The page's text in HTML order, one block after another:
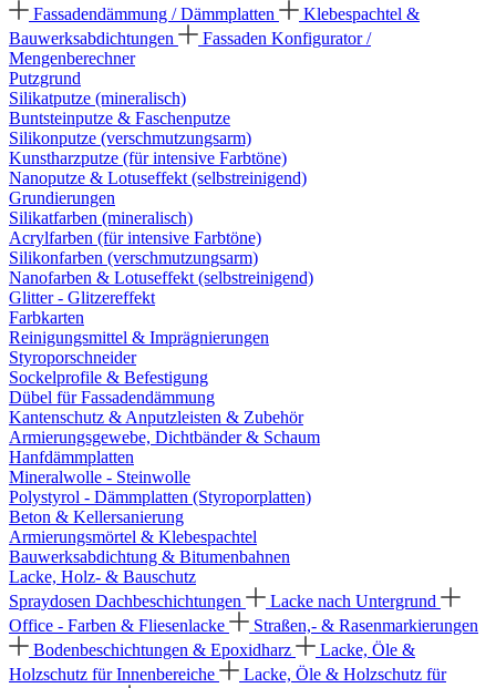
Fassadendämmung / Dämmplatten
Klebespachtel &
Bauwerksabdichtungen
Fassaden Konfigurator /
Mengenberechner
Putzgrund
Silikatputze (mineralisch)
Buntsteinputze & Faschenputze
Silikonputze (verschmutzungsarm)
Kunstharzputze (für intensive Farbtöne)
Nanoputze & Lotuseffekt (selbstreinigend)
Grundierungen
Silikatfarben (mineralisch)
Acrylfarben (für intensive Farbtöne)
Silikonfarben (verschmutzungsarm)
Nanofarben & Lotuseffekt (selbstreinigend)
Glitter - Glitzereffekt
Farbkarten
Reinigungsmittel & Imprägnierungen
Styroporschneider
Sockelprofile & Befestigung
Dübel für Fassadendämmung
Kantenschutz & Anputzleisten & Zubehör
Armierungsgewebe, Dichtbänder & Schaum
Hanfdämmplatten
Mineralwolle - Steinwolle
Polystyrol - Dämmplatten (Styroporplatten)
Beton & Kellersanierung
Armierungsmörtel & Klebespachtel
Bauwerksabdichtung & Bitumenbahnen
Lacke, Holz- & Bauschutz
Spraydosen Dachbeschichtungen
Lacke nach Untergrund
Office - Farben & Fliesenlacke
Straßen,- & Rasenmarkierungen
Bodenbeschichtungen & Epoxidharz
Lacke, Öle &
Holzschutz für Innenbereiche
Lacke, Öle & Holzschutz für